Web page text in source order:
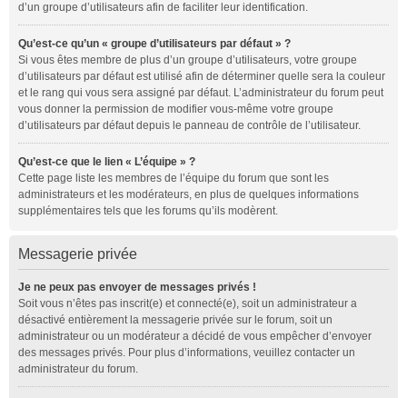
d’un groupe d’utilisateurs afin de faciliter leur identification.
Qu’est-ce qu’un « groupe d’utilisateurs par défaut » ?
Si vous êtes membre de plus d’un groupe d’utilisateurs, votre groupe
d’utilisateurs par défaut est utilisé afin de déterminer quelle sera la couleur
et le rang qui vous sera assigné par défaut. L’administrateur du forum peut
vous donner la permission de modifier vous-même votre groupe
d’utilisateurs par défaut depuis le panneau de contrôle de l’utilisateur.
Qu’est-ce que le lien « L’équipe » ?
Cette page liste les membres de l’équipe du forum que sont les
administrateurs et les modérateurs, en plus de quelques informations
supplémentaires tels que les forums qu’ils modèrent.
Messagerie privée
Je ne peux pas envoyer de messages privés !
Soit vous n’êtes pas inscrit(e) et connecté(e), soit un administrateur a
désactivé entièrement la messagerie privée sur le forum, soit un
administrateur ou un modérateur a décidé de vous empêcher d’envoyer
des messages privés. Pour plus d’informations, veuillez contacter un
administrateur du forum.